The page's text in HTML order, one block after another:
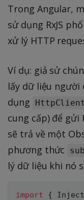
Trong Angular,
sử dụng RxJS
xử lý HTTP
Ví dụ: giả sử
lấy dữ liệu người
dụng
HttpClient
cung cấp) để gửi
sẽ trả về một
phương thức
lý dữ liệu khi nó
import {